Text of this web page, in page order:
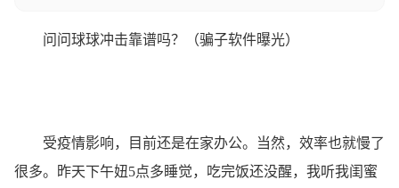
问问球球冲击靠谱吗？（骗子软件曝光）
受疫情影响，目前还是在家办公。当然，效率也就慢了
很多。昨天下午妞5点多睡觉，吃完饭还没醒，我听我闺蜜